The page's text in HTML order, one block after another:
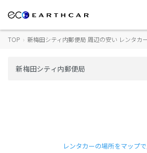
TOP › 新梅田シティ内郵便局 周辺の安い レンタカ
レンタカーの場所をマップ